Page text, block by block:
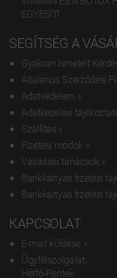
EGYESÍTI
SEGÍTSÉG A
Gyakran Ismételt
Általános Szerződési
Adatvédelem »
Adatkezelési
Szállítás »
Fizetési módok »
Vásárlási tanácsok »
Bankkártyás fizetési
Bankkártyás fizetési
KAPCSOLAT
E-mail küldése »
Ügyfélszolgálat:
Hétfő-Péntek